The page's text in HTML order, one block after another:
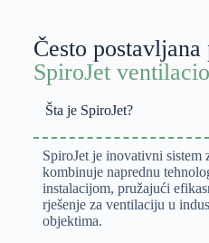
Često
SpiroJet
Šta je SpiroJet?
SpiroJet je inovativni
kombinuje naprednu
instalacijom, pružajući
rješenje za ventilaciju u
objektima.